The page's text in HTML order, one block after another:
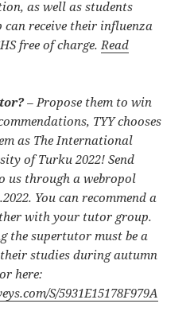
as well as students
receive their influenza
free of charge. Read
– Propose them to win
TYY chooses
as The International
of Turku 2022! Send
us through a webropol
You can recommend a
with your tutor group.
the supertutor must be a
studies during autumn
here:
S/5931E15178F979A